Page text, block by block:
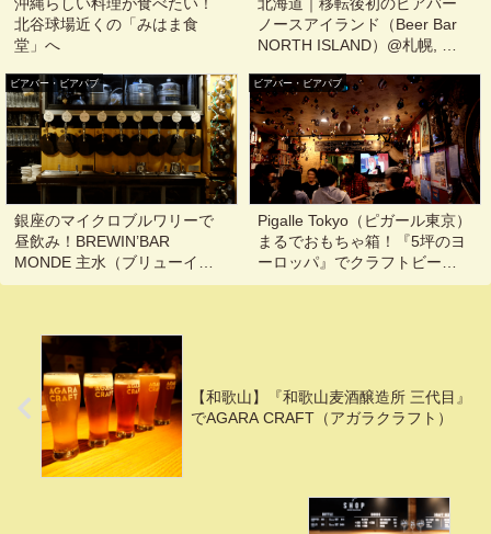
沖縄らしい料理が食べたい！
北谷球場近くの「みはま食
堂」へ
北海道｜移転後初のビアバー
ノースアイランド（Beer Bar
NORTH ISLAND）@札幌, 狸
ビアバー・ビアパブ
銀座のマイクロブルワリーで
昼飲み！BREWIN’BAR
MONDE 主水（ブリューイン
グバー モンド）
ビアバー・ビアパブ
Pigalle Tokyo（ピガール東京）
まるでおもちゃ箱！『5坪のヨ
ーロッパ』でクラフトビール
を楽しむ@東京, 三軒茶屋
【和歌山】『和歌山麦酒醸造所 三代目』
でAGARA CRAFT（アガラクラフト）